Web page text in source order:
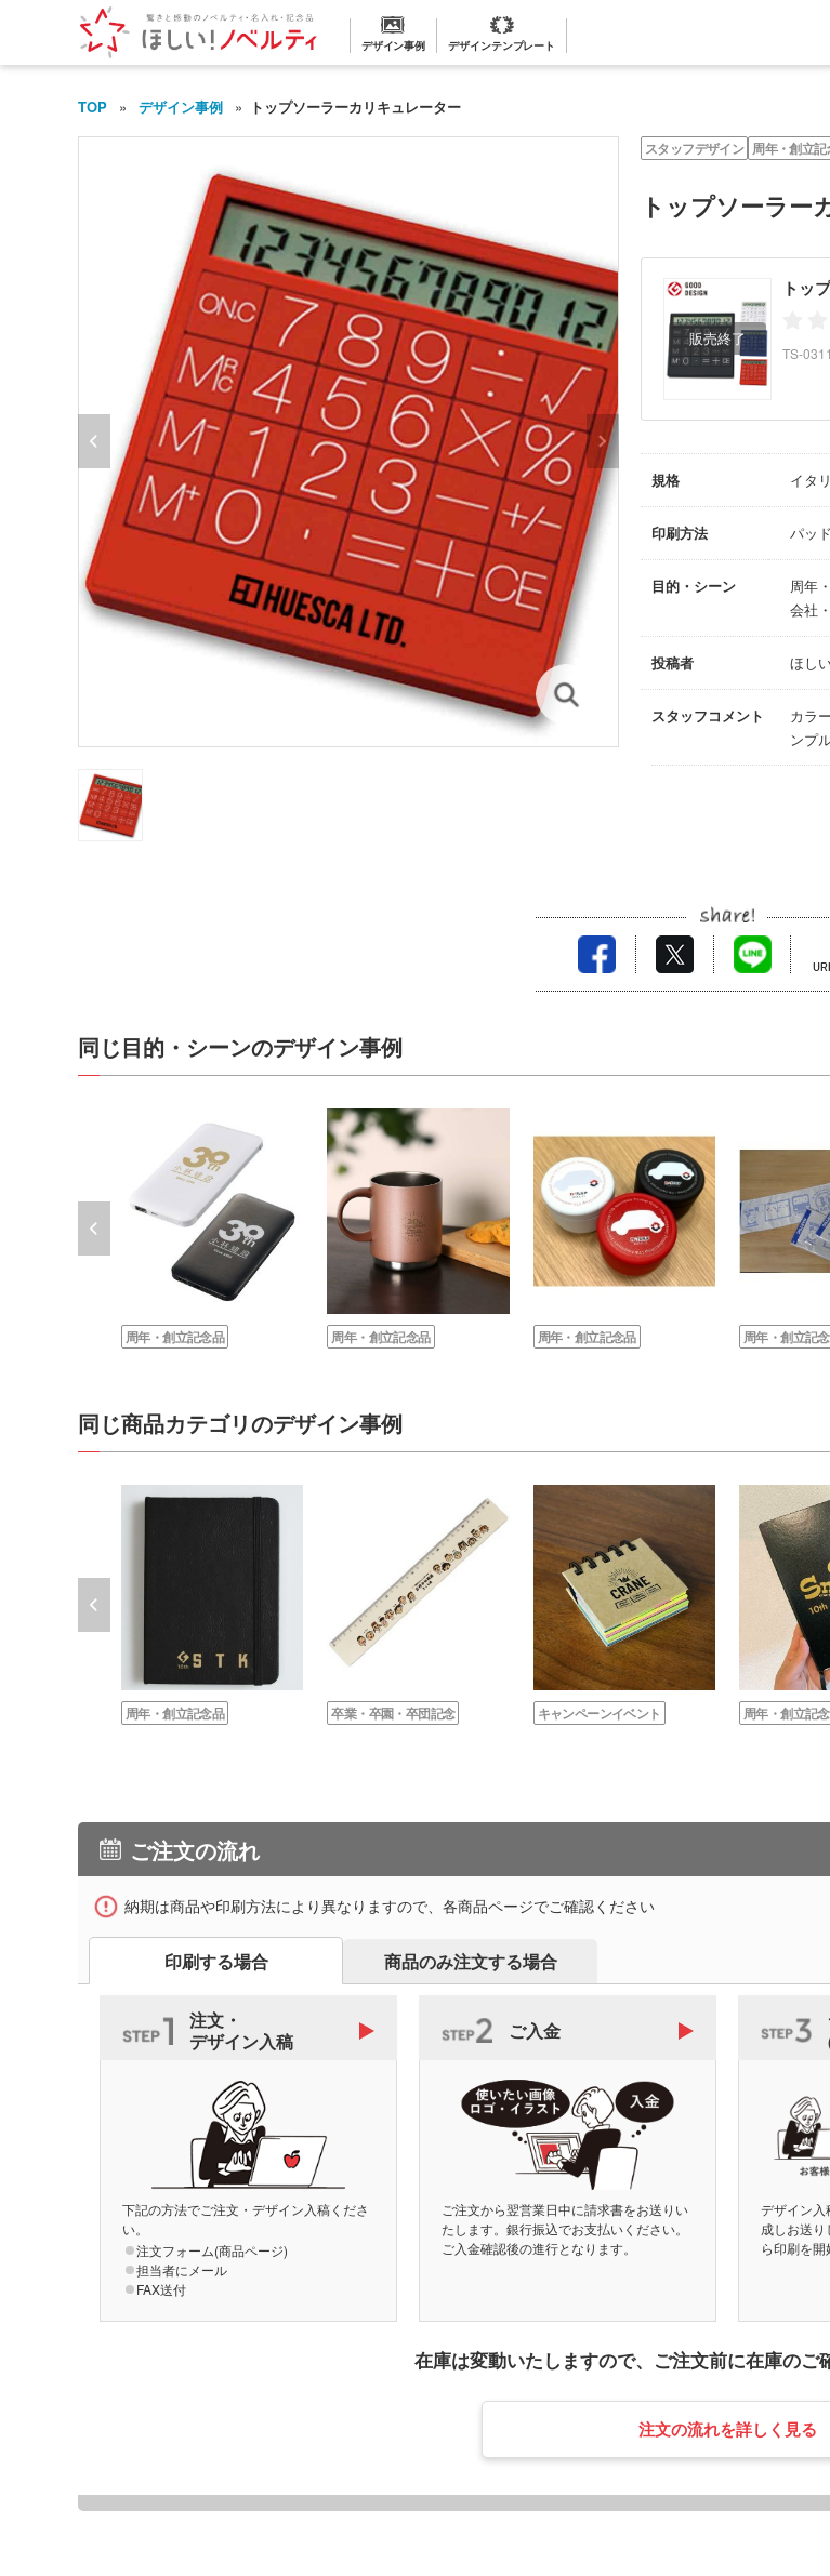
デザイン事例 デザインテンプレート
TOP デザイン事例 トップソーラーカリキュレーター
トップソーラー
スタッフデザイン 周年・創立記
トッ
TS-0311
規格 イタ
印刷方法 パッ
目的・シーン
周年
会社
投稿者 ほし
スタッフコメント
カラ
ンプ
同じ目的・シーンのデザイン事例
周年・創立記念品 周年・創立記念品 周年・創立記念品 周年・創立記
同じ商品カテゴリのデザイン事例
周年・創立記念品 卒業・卒園・卒団記念 キャンペーンイベント 周年・創立記
ご注文の流れ
納期は商品や印刷方法により異なりますので、各商品ページでご確認ください
印刷する場合 商品のみ注文する場合
注文・
デザイン入稿
下記の方法でご注文・デザイン入稿くださ
い。
注文フォーム(商品ページ)
担当者にメール
FAX送付
ご入金
ご注文から翌営業日中に請求書をお送りい
たします。銀行振込でお支払いください。
ご入金確認後の進行となります。
デザイン入
成しお送
ら印刷を開
在庫は変動いたしますので、 ご注文前に在庫のご
注文の流れを詳しく見る